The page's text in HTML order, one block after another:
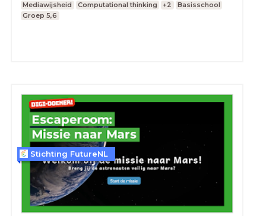
Mediawijsheid Computational thinking +2
Basisschool
Groep 5,6
Stichting FutureNL